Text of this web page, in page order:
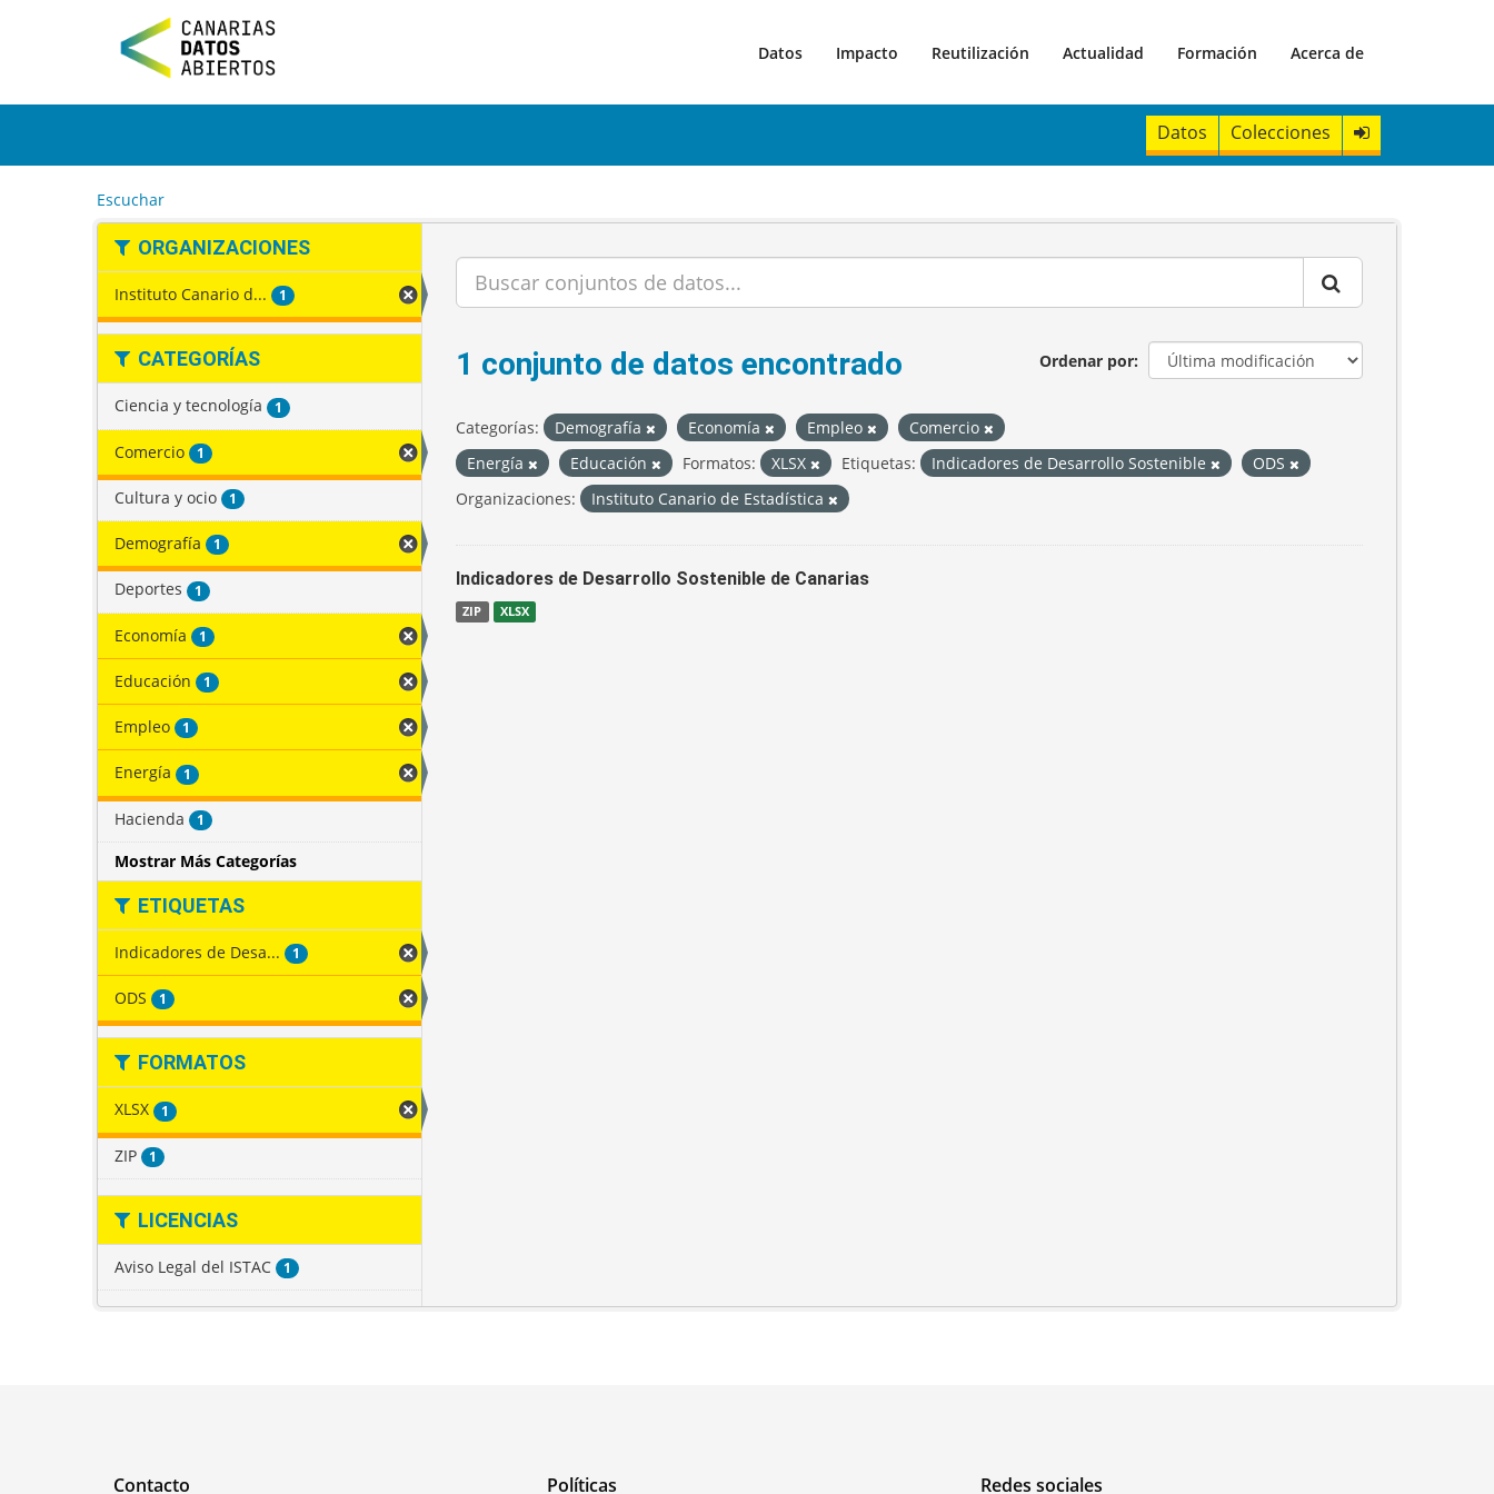
t
Datos Impacto Reutilización Actualidad Formación Acerca de
Datos Colecciones
Escuchar
ORGANIZACIONES
Instituto Canario d... 1
CATEGORÍAS
Ciencia y tecnología 1
Comercio 1
Cultura y ocio 1
Demografía 1
Deportes 1
Economía 1
Educación 1
Empleo 1
Energía 1
Hacienda 1
Mostrar Más Categorías
ETIQUETAS
Indicadores de Desa... 1
ODS 1
FORMATOS
XLSX 1
ZIP 1
LICENCIAS
Aviso Legal del ISTAC 1
Ordenar por
1 conjunto de datos encontrado
Categorías: Demografía Economía Empleo
Comercio
Energía
Educación Formatos: XLSX Etiquetas: Indicadores de Desarrollo Sostenible
ODS
Organizaciones:
Instituto Canario de Estadística
Indicadores de Desarrollo Sostenible de Canarias
ZIP XLSX
Contacto Políticas Redes sociales